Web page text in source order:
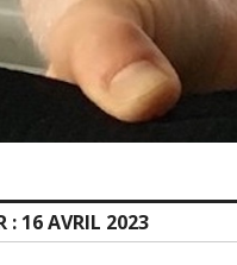
: 16 AVRIL 2023